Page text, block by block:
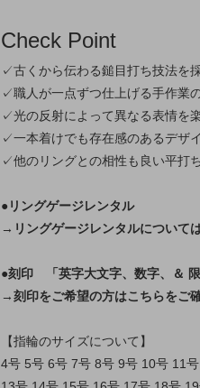
Check Point
✓古くから伝わる鎚目打ち技法を
✓職人が一点ずつ仕上げる手作業
✓光の反射によって異なる表情を
✓一本着けでも存在感のあるデザ
✓他のリングとの相性も良い平打
●リングゲージレンタル
→リングゲージレンタルについて
●刻印 「英字大文字、数字、＆ 限
→刻印をご希望の方はこちらをご
【指輪のサイズについて】
4号 5号 6号 7号 8号 9号 10号 11